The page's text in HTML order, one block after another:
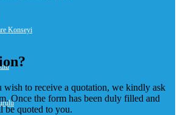
Konseyi
wish to receive a quotation, we kindly ask
Once the form has been duly filled and
be quoted to you.